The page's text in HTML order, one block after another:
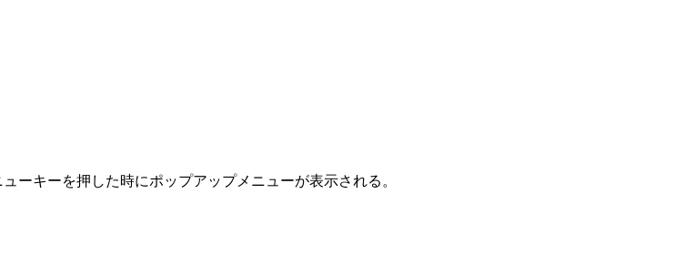
ーキーを押した時にポップアップメニューが表示される。